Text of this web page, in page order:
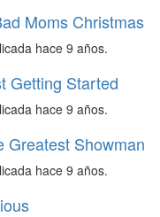
Moms Christmas
hace 9 años.
Getting Started
hace 9 años.
Greatest Showman
hace 9 años.